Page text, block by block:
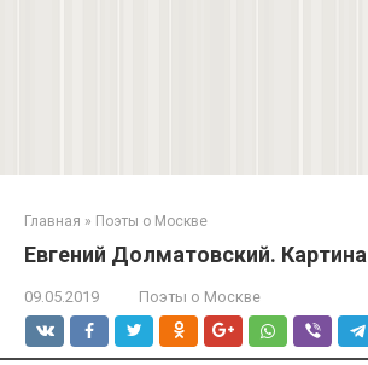
Главная » Поэты о Москве
Евгений Долматовский. Картина
09.05.2019 Поэты о Москве